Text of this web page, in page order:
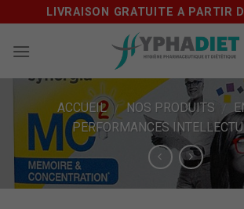
content
LIVRAISON GRATUITE A PARTIR
ACCUEIL / NOS PRODUITS
PERFORMANCES